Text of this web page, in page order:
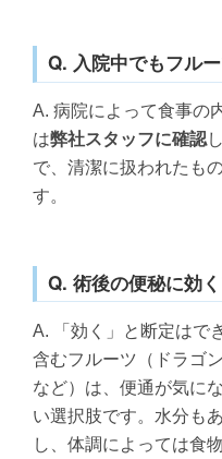
Q. 入院中でもフル
A. 病院によって食事の
は弊社スタッフに確認
で、清潔に扱われたも
す。
Q. 術後の便秘に効
A. 「効く」と断定はで
含むフルーツ（ドラゴ
など）は、便通が気に
い選択肢です。水分も
し、体調によっては食